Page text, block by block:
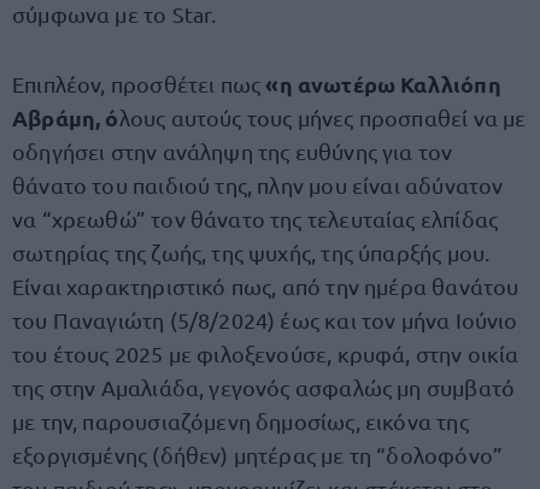
σύμφωνα με το Star.
Επιπλέον, προσθέτει πως«η ανωτέρω Καλλιόπη
Αβράμη, όλους αυτούς τους μήνες προσπαθεί να με
οδηγήσει στην ανάληψη της ευθύνης για τον
θάνατο του παιδιού της, πλην μου είναι αδύνατον
να “χρεωθώ” τον θάνατο της τελευταίας ελπίδας
σωτηρίας της ζωής, της ψυχής, της ύπαρξής μου.
Είναι χαρακτηριστικό πως, από την ημέρα θανάτου
του Παναγιώτη (5/8/2024) έως και τον μήνα Ιούνιο
του έτους 2025 με φιλοξενούσε, κρυφά, στην οικία
της στην Αμαλιάδα, γεγονός ασφαλώς μη συμβατό
με την, παρουσιαζόμενη δημοσίως, εικόνα της
εξοργισμένης (δήθεν) μητέρας με τη “δολοφόνο”